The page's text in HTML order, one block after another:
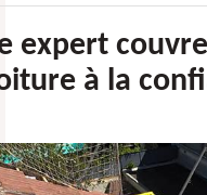
expert
à la